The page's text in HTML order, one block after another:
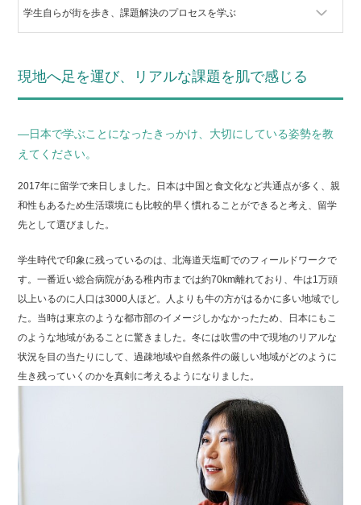
学生自らが街を歩き、課題解決のプロセスを学ぶ
現地へ足を運び、リアルな課題を肌で感じる
―日本で学ぶことになったきっかけ、大切にしている姿勢を教
えてください。
2017年に留学で来日しました。日本は中国と食文化など共通点が多く、親
和性もあるため生活環境にも比較的早く慣れることができると考え、留学
先として選びました。
学生時代で印象に残っているのは、北海道天塩町でのフィールドワークで
す。一番近い総合病院がある稚内市までは約70km離れており、牛は1万頭
以上いるのに人口は3000人ほど。人よりも牛の方がはるかに多い地域でし
た。当時は東京のような都市部のイメージしかなかったため、日本にもこ
のような地域があることに驚きました。冬には吹雪の中で現地のリアルな
状況を目の当たりにして、過疎地域や自然条件の厳しい地域がどのように
生き残っていくのかを真剣に考えるようになりました。